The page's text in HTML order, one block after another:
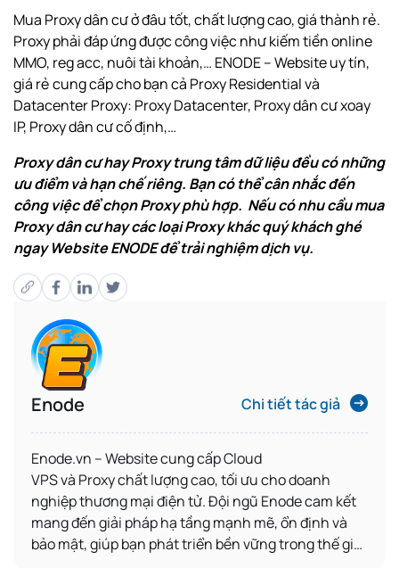
Mua Proxy dân cư ở đâu tốt, chất lượng cao, giá thành rẻ.
Proxy phải đáp ứng được công việc như kiếm tiền online
MMO, reg acc, nuôi tài khoản,… ENODE– Website uy tín,
giá rẻ cung cấp cho bạn cả Proxy Residential và
Datacenter Proxy: Proxy Datacenter, Proxy dân cư xoay
IP, Proxy dân cư cố định,…
Proxy dân cư hay Proxy trung tâm dữ liệu đều có những
ưu điểm và hạn chế riêng. Bạn có thể cân nhắc đến
công việc để chọn Proxy phù hợp. Nếu có nhu cầu mua
Proxy dân cư hay các loại Proxy khác quý khách ghé
ngay Website ENODE để trải nghiệm dịch vụ.
Enode Chi tiết tác giả
Enode.vn – Websitecung cấpCloud
VPSvà Proxychất lượng cao, tối ưu chodoanh
nghiệp thương mại điện tử. Đội ngũ Enode cam kết
mang đến giải pháp hạ tầng mạnh mẽ, ổn định và
bảo mật, giúp bạn phát triển bền vững trong thế giới